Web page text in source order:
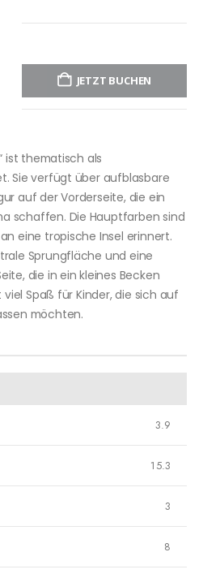
JETZT BUCHEN
ist thematisch als
Sie verfügt über aufblasbare
auf der Vorderseite, die ein
schaffen. Die Hauptfarben sind
eine tropische Insel erinnert.
Sprungfläche und eine
die in ein kleines Becken
Spaß für Kinder, die sich auf
möchten.
3.9
15.3
3
8